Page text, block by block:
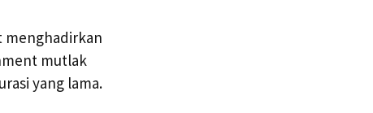
menghadirkan
mutlak
yang lama.